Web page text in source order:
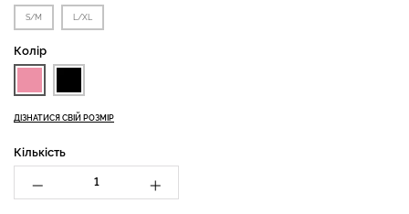
S/M L/XL
Колір
ДІЗНАТИСЯ СВІЙ РОЗМІР
Кількість
Безшовні стрінги STRING